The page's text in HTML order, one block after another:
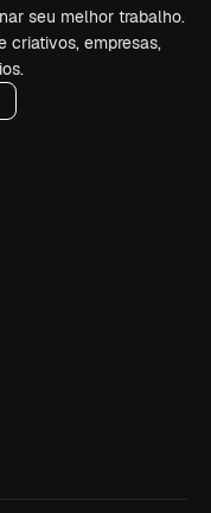
seu melhor trabalho.
criativos, empresas,